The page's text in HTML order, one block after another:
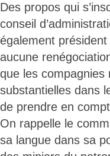
Des propos qui
conseil
également
aucune
que les compagnies
substantielles dans
de prendre en
On rappelle le
sa langue dans sa